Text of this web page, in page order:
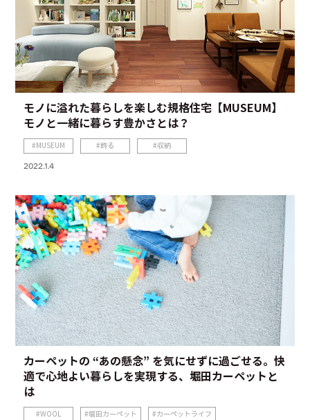
モノに溢れた暮らしを楽しむ規格住宅【MUSEUM】
モノと一緒に暮らす豊かさとは？
MUSEUM 飾る 収納
2022.1.4
カーペットの “あの懸念” を気にせずに過ごせる。快
適で心地よい暮らしを実現する、堀田カーペットと
は
WOOL 堀田カーペット カーペットライフ